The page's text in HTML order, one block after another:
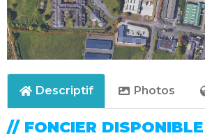
Descriptif Photos
// FONCIER DISPONIBLE